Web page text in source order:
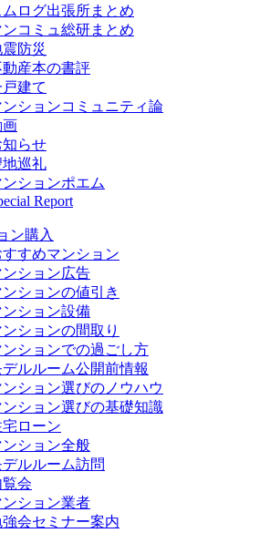
ムログ出張所まとめ
ンコミュ総研まとめ
防災
動産本の書評
建て
ンションコミュニティ論
画
知らせ
地巡礼
ンションポエム
Report
ン購入
すすめマンション
ンション広告
ンションの値引き
ンション設備
ンションの間取り
ンションでの過ごし方
デルルーム公開前情報
ンション選びのノウハウ
ンション選びの基礎知識
宅ローン
ンション全般
デルルーム訪問
覧会
ンション業者
強会セミナー案内